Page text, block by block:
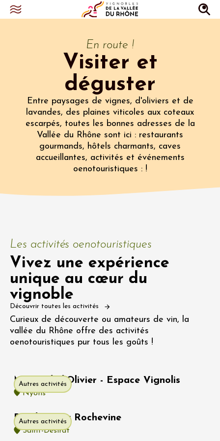
En route !
Visiter et
déguster
Entre paysages de vignes, d'oliviers et de
lavandes, des plaines viticoles aux coteaux
escarpés, toutes les bonnes adresses de la
Vallée du Rhône sont ici : restaurants
gourmands, hôtels charmants, caves
accueillantes, activités et événements
oenotouristiques : !
Les activités oenotouristiques
Vivez une expérience
unique au cœur du
vignoble
Découvrir toutes les activités
Curieux de découverte ou amateurs de vin, la
vallée du Rhône offre des activités
oenotouristiques pur tous les goûts !
Autres activités
Musée de l'Olivier - Espace Vignolis
Nyons
Autres activités
Randonnée : Rochevine
Saint-Désirat